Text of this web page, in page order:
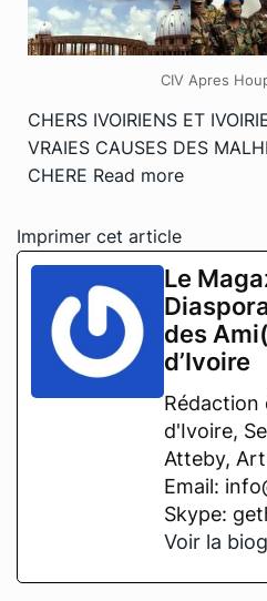
CIV Apres
CHERS IVOIRIENS ET
VRAIES CAUSES DES
CHERE Read more
Imprimer cet article
Le
des
d’Ivoire
Rédaction
d'Ivoire,
Atteby,
Email:
Skype:
Voir la